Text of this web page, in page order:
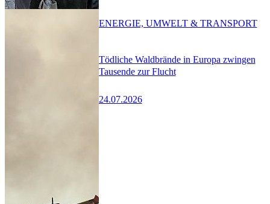
Tödliche Waldbrände in Europa zwingen
Tausende zur Flucht
24.07.2026
ENERGIE, UMWELT & TRANSPORT